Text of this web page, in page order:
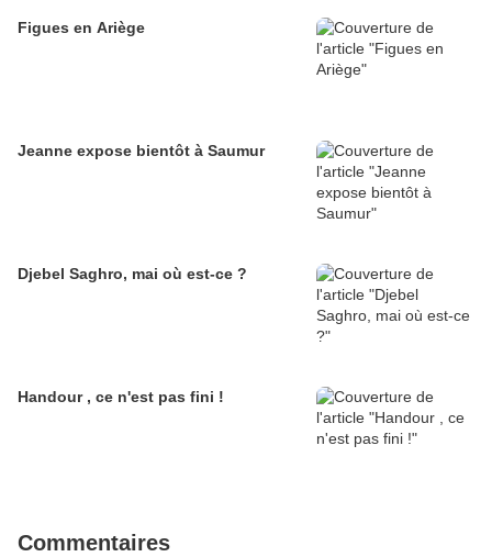
Figues en Ariège
Jeanne expose bientôt à Saumur
Djebel Saghro, mai où est-ce ?
Handour , ce n'est pas fini !
Commentaires